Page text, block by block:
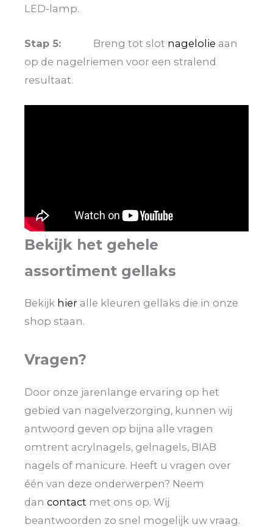
LED-lamp.
Stap 5: Breng tot slot nagelolie aan
op de nagelriemen voor een stralend
resultaat.
Bekijk het gehele
assortiment gellaks
Bekijk hier alle kleuren gellaks die in onze
shop staan.
Vragen?
Door onze jarenlange ervaring op het
gebied van nagelverzorging, kunnen wij
antwoord geven op bijna alle vragen
omtrent acrylnagels, gelnagels, BIAB
nagels of manicure. Heeft u vragen over
één van deze onderwerpen? Neem
dan contact met ons op. Wij
beantwoorden zo snel mogelijk uw vraag.